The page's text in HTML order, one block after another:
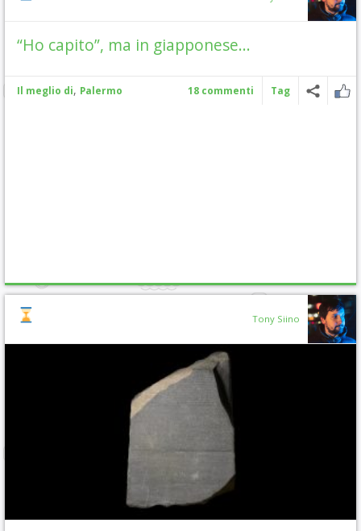
“Ho capito”, ma in giapponese…
Il meglio di, Palermo 18 commenti Tag
Tony Siino